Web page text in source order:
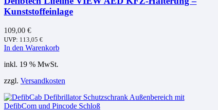
Kunststoffeinlage
109,00 €
UVP: 113,05 €
In den Warenkorb
inkl. 19 % MwSt.
zzgl. Versandkosten